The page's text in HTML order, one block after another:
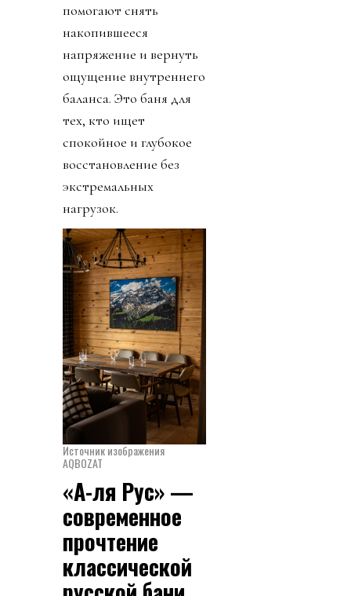
помогают снять
накопившееся
напряжение и вернуть
ощущение внутреннего
баланса. Это баня для
тех, кто ищет
спокойное и глубокое
восстановление без
экстремальных
нагрузок.
Источник изображения
AQBOZAT
«А-ля Рус» —
современное
прочтение
классической